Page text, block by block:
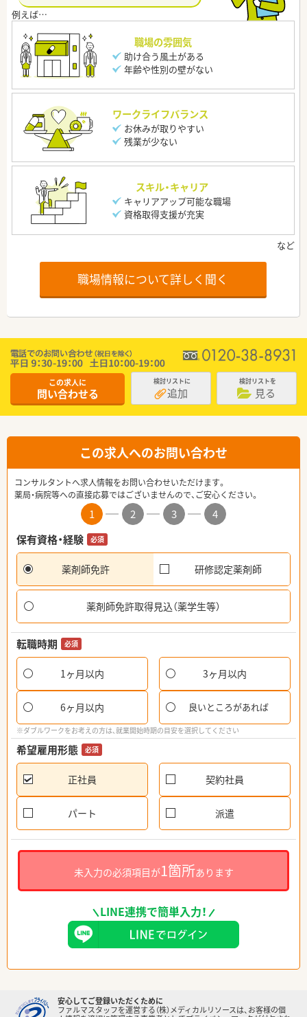
職場の雰囲気
助け合う風土がある
年齢や性別の壁がない
ワークライフバランス
お休みが取りやすい
残業が少ない
スキル・キャリア
キャリアアップ可能な職場
資格取得支援が充実
職場情報について詳しく聞く
この求人に
問い合わせる
検討リストに
追加
検討リストを
見る
この求人へのお問い合わせ
コンサルタントへ求人情報をお問い合わせいただけます。
薬局・病院等への直接応募ではございませんので、ご安心ください。
1 2 3
4
保有資格・経験
必須
薬剤師免許 研修認定薬剤師
薬剤師免許取得見込（薬学生等）
転職時期 必須
1ヶ月以内 3ヶ月以内
6ヶ月以内 良いところがあれば
※ダブルワークをお考えの方は、就業開始時期の目安を選択してください
希望雇用形態 必須
正社員 契約社員
パート 派遣
未入力の必須項目が1箇所あります
LINE連携で簡単入力！
安心してご登録いただくために
ファルマスタッフを運営する（株）メディカルリソースは、お客様の個